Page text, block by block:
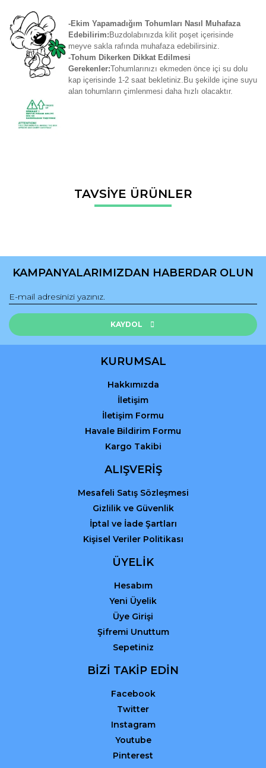
-Ekim Yapamadığım Tohumları Nasıl Muhafaza
Edebilirim: Buzdolabınızda kilit poşet içerisinde
meyve sakla rafında muhafaza edebilirsiniz.
-Tohum Dikerken Dikkat Edilmesi
Gerekenler:Tohumlarınızı ekmeden önce içi su dolu
kap içerisinde 1-2 saat bekletiniz.Bu şekilde içine suyu
alan tohumların çimlenmesi daha hızlı olacaktır.
Bu ürüne ilk yorumu siz yapın!
Bu ürünün fiyat bilgisi, resim, ürün açıklamalarında ve diğer
konularda yetersiz gördüğünüz noktaları öneri formunu
Ürün açıklamasında eksik bilgiler bulunuyor.
Ürün fiyatı diğer sitelerden daha pahalı.
Bu ürüne benzer farklı alternatifler olmalı.
Gönder
TAVSİYE ÜRÜNLER
KAMPANYALARIMIZDAN HABERDAR OLUN
KAYDOL
KURUMSAL
Hakkımızda
İletişim
İletişim Formu
Havale Bildirim Formu
Kargo Takibi
ALIŞVERİŞ
Mesafeli Satış Sözleşmesi
Gizlilik ve Güvenlik
İptal ve İade Şartları
Kişisel Veriler Politikası
ÜYELİK
Hesabım
Yeni Üyelik
Üye Girişi
Şifremi Unuttum
Sepetiniz
BİZİ TAKİP EDİN
Facebook
Twitter
Instagram
Youtube
Pinterest